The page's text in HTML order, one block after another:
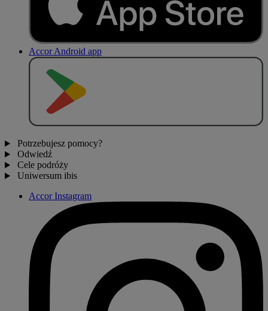
Accor Android app
Potrzebujesz pomocy?
Odwiedź
Cele podróży
Uniwersum ibis
Accor Instagram